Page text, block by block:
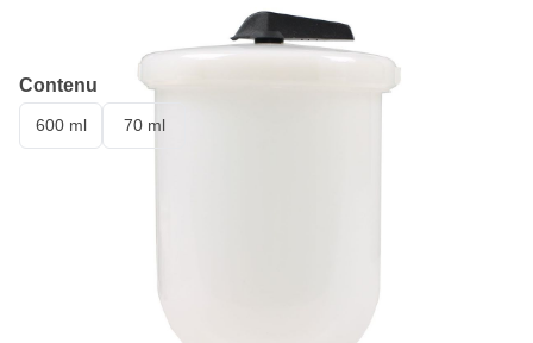
Contenu
600 ml 70 ml